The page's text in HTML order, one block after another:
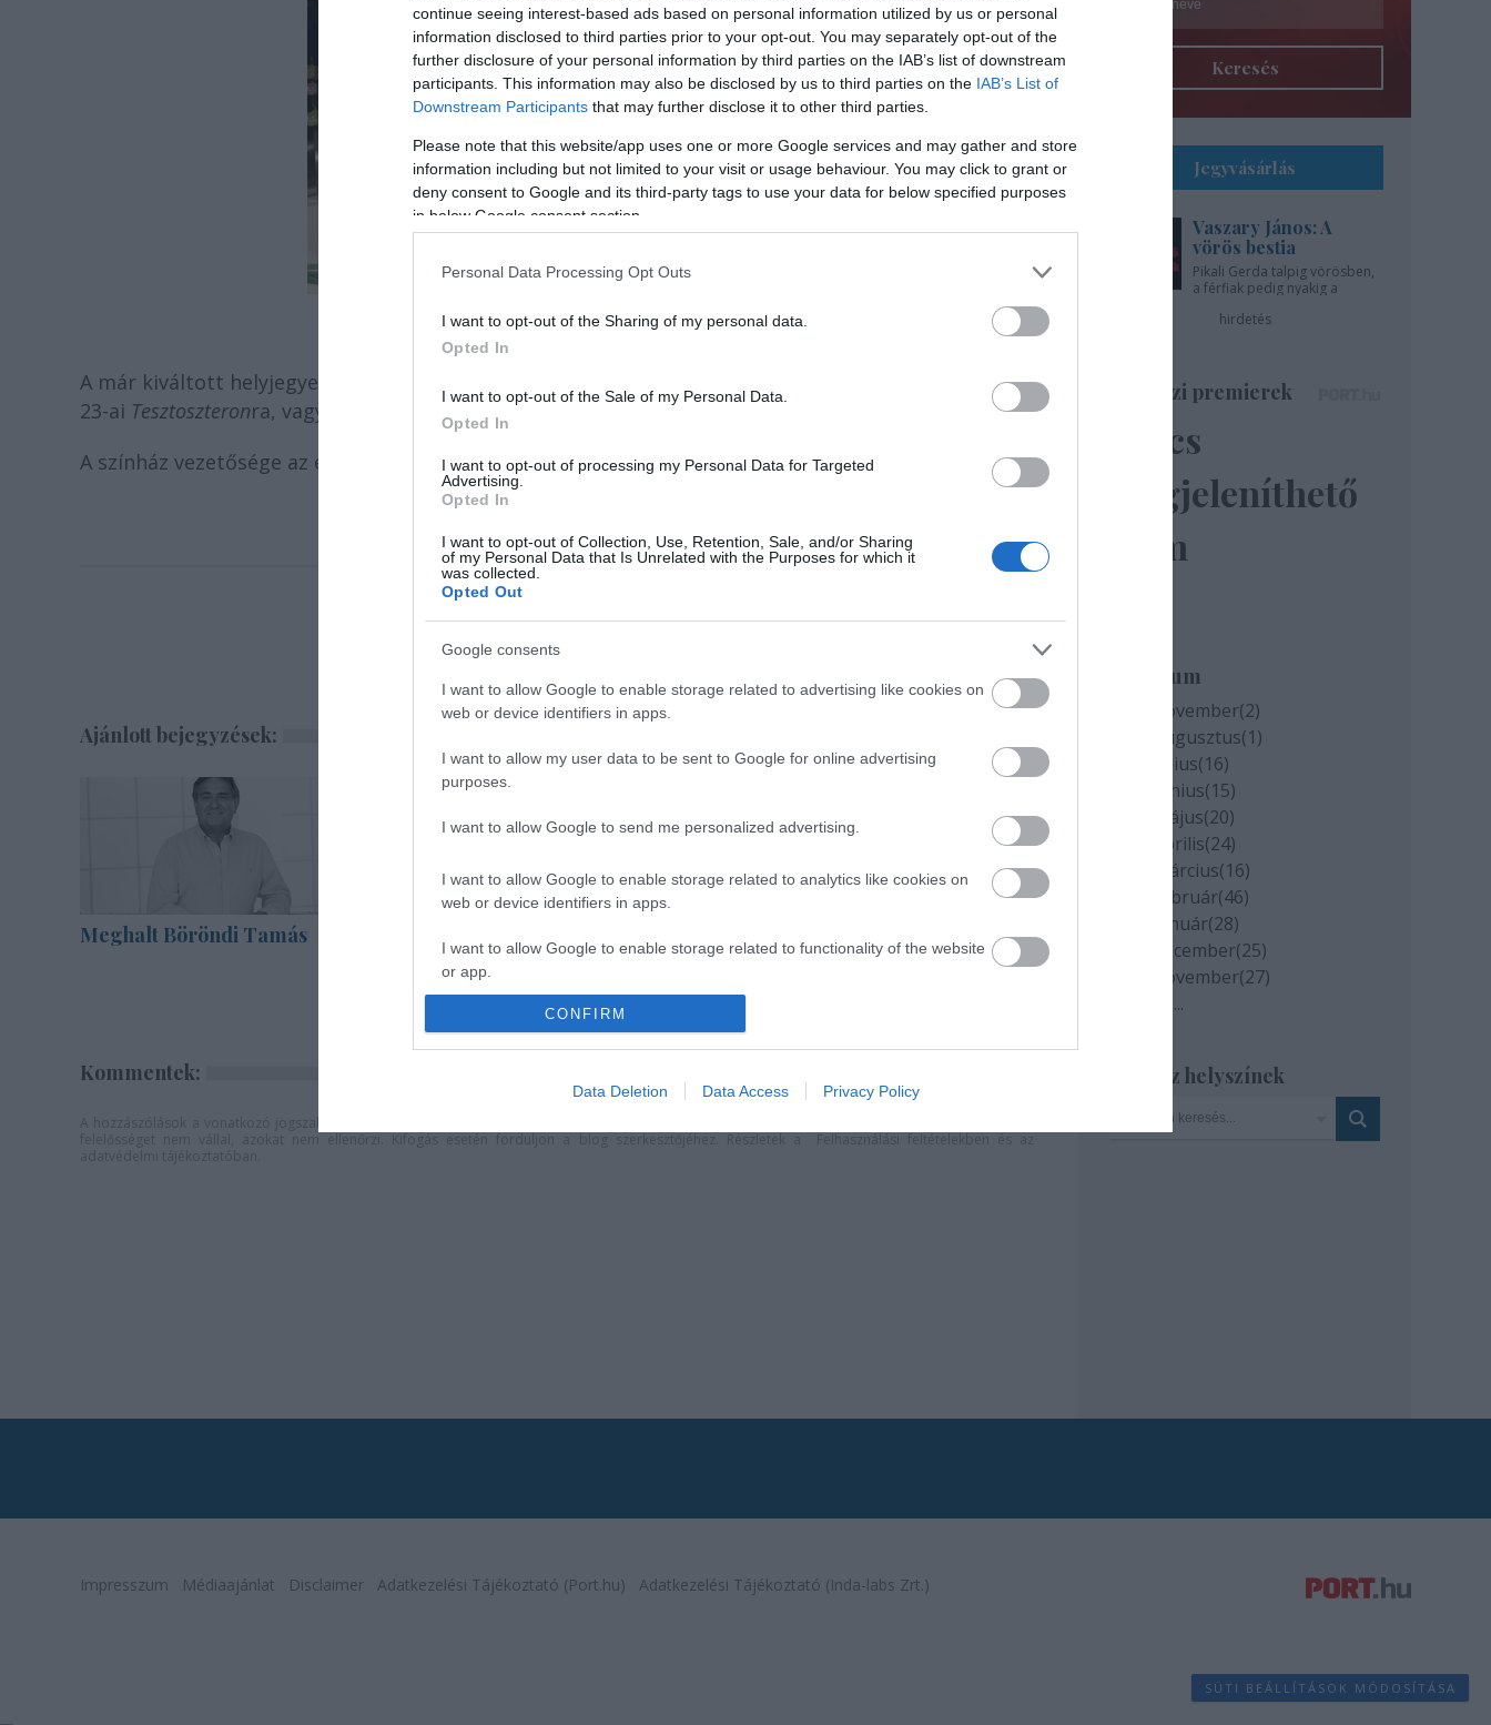
continue seeing interest-based ads based on personal information utilized by us or personal
information disclosed to third parties prior to your opt-out. You may separately opt-out of the
further disclosure of your personal information by third parties on the IAB’s list of downstream
participants. This information may also be disclosed by us to third parties on the IAB’s List of
Downstream Participants that may further disclose it to other third parties.
Please note that this website/app uses one or more Google services and may gather and store
information including but not limited to your visit or usage behaviour. You may click to grant or
deny consent to Google and its third-party tags to use your data for below specified purposes
in below Google consent section.
Personal Data Processing Opt Outs
I want to opt-out of the Sharing of my personal data.
Opted In
I want to opt-out of the Sale of my Personal Data.
Opted In
I want to opt-out of processing my Personal Data for Targeted
Advertising.
Opted In
I want to opt-out of Collection, Use, Retention, Sale, and/or Sharing
of my Personal Data that Is Unrelated with the Purposes for which it
was collected.
Opted Out
Google consents
I want to allow Google to enable storage related to advertising like cookies on
web or device identifiers in apps.
I want to allow my user data to be sent to Google for online advertising
purposes.
I want to allow Google to send me personalized advertising.
I want to allow Google to enable storage related to analytics like cookies on
web or device identifiers in apps.
I want to allow Google to enable storage related to functionality of the website
or app.
I want to allow Google to enable storage related to personalization.
authentication functionality and fraud prevention, and other user protection.
CONFIRM
Data Deletion Data Access Privacy Policy
Fotó: Barabás Zsolt, tamasitheatre.ro
A már kiváltott helyjegyek a Városi Kulturális Szervezőirodában visszaválthatók, vagy átválthatók a
23-ai Tesztoszteronra, vagy átválthatóak az évad végéig műsoron levő bármelyik másik előadásra.
A színház vezetősége az érintettek megértését kéri.
Ajánlott bejegyzések:
Meghalt Böröndi Tamás
A Madách Színház zárt ajtók
mellett is közel 6000 nézőt
fogadott júniusban
Kommentek:
Keresés
Jegyvásárlás
Vaszary János: A
vörös bestia
Pikali Gerda talpig vörösben,
a férfiak pedig nyakig a
hirdetés
Színházi premierek
Nincs
megjeleníthető
elem
Archívum
2020 november(2)
2020 augusztus(1)
2020 július(16)
2020 június(15)
2020 május(20)
2020 április(24)
2020 március(16)
2020 február(46)
2020 január(28)
2019 december(25)
2019 november(27)
...
Szinház helyszínek
Impresszum Médiaajánlat Disclaimer Adatkezelési Tájékoztató (Port.hu) Adatkezelési Tájékoztató (Inda-labs Zrt.)
SÜTI BEÁLLÍTÁSOK MÓDOSÍTÁSA